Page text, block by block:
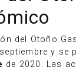
del Otoño
y se
de 2020. Las